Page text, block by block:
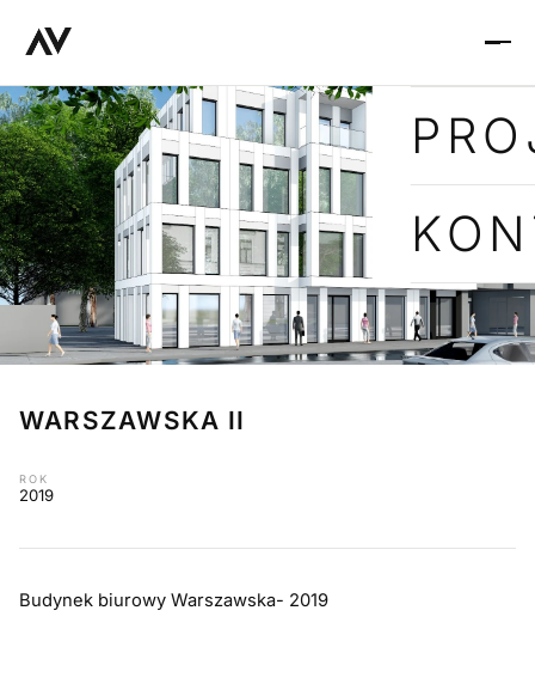
WARSZAWSKA II
ROK
2019
Budynek biurowy Warszawska- 2019